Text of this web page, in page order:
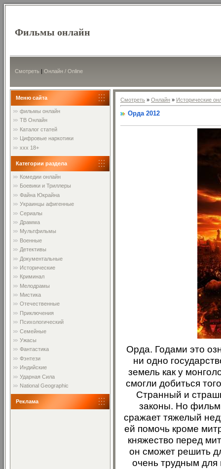
Фильмы онлайн
Смотреть | Онлайн / Online
Меню сайта
фильмы онлайн
ТВ Онлайн
Каталог статей
Цифровые наркотики
xxx 18+
Категории раздела
Комедии онлайн
Боевики и Триллеры
Файна Юкрайна
Украинцы афигенные
Сериалы
Драмма
Мультфильмы
Военные
Детективы
Документальные
Исторические
Криминал
Мелодрамы
Мистика
Отечественные
Приключения
Психологический
Семейные
Ужасы
Фантастика
Фэнтези
Индийские
Ударная Сила
National Geographic
Реклама
Смотреть » Онлайн » Исторические
Орда 2012
Орда. Годами это
ни одно
земель как у
смогли добиться
Странный и
законы. Но фильм
сражает тяжелый
ей помочь кроме
княжество перед
он сможет решить
очень трудным для